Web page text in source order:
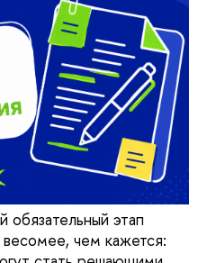
этап
чем кажется: